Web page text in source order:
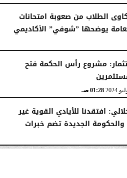
الطلاب من صعوبة امتحانات
يوضحها ”شوفي” الأكاديمي
مشروع رأس الحكمة فتح
01:28 صـ
افتقدنا للأيادي القوية غير
الجديدة تضم خبرات